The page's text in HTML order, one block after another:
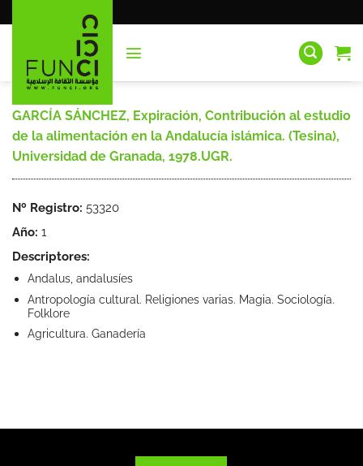
al
GARCÍA SÁNCHEZ, Expiración, Contribución al estudio
de la alimentación en la Andalucía islámica. (Tesina),
Universidad de Granada, 1978.UGR.
Nº Registro: 53320
Año: 1
Descriptores:
Andalus, andalusíes
Antropología cultural. Religiones varias. Magia. Sociología.
Folklore
Agricultura. Ganadería